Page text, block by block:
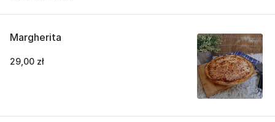
Margherita
29,00 zł